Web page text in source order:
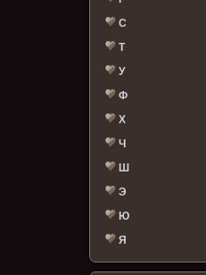
С
Т
У
Ф
Х
Ч
Ш
Э
Ю
Я